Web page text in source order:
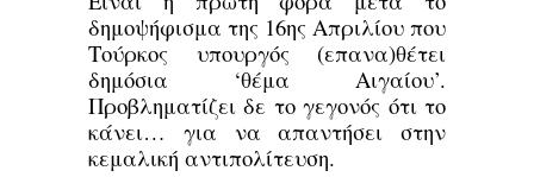
δημοψήφισμα της 16ης Απριλίου που
Τούρκος υπουργός (επανα)θέτει
δημόσια ‘θέμα Αιγαίου’.
Προβληματίζει δε το γεγονός ότι το
κάνει… για να απαντήσει στην
κεμαλική αντιπολίτευση.